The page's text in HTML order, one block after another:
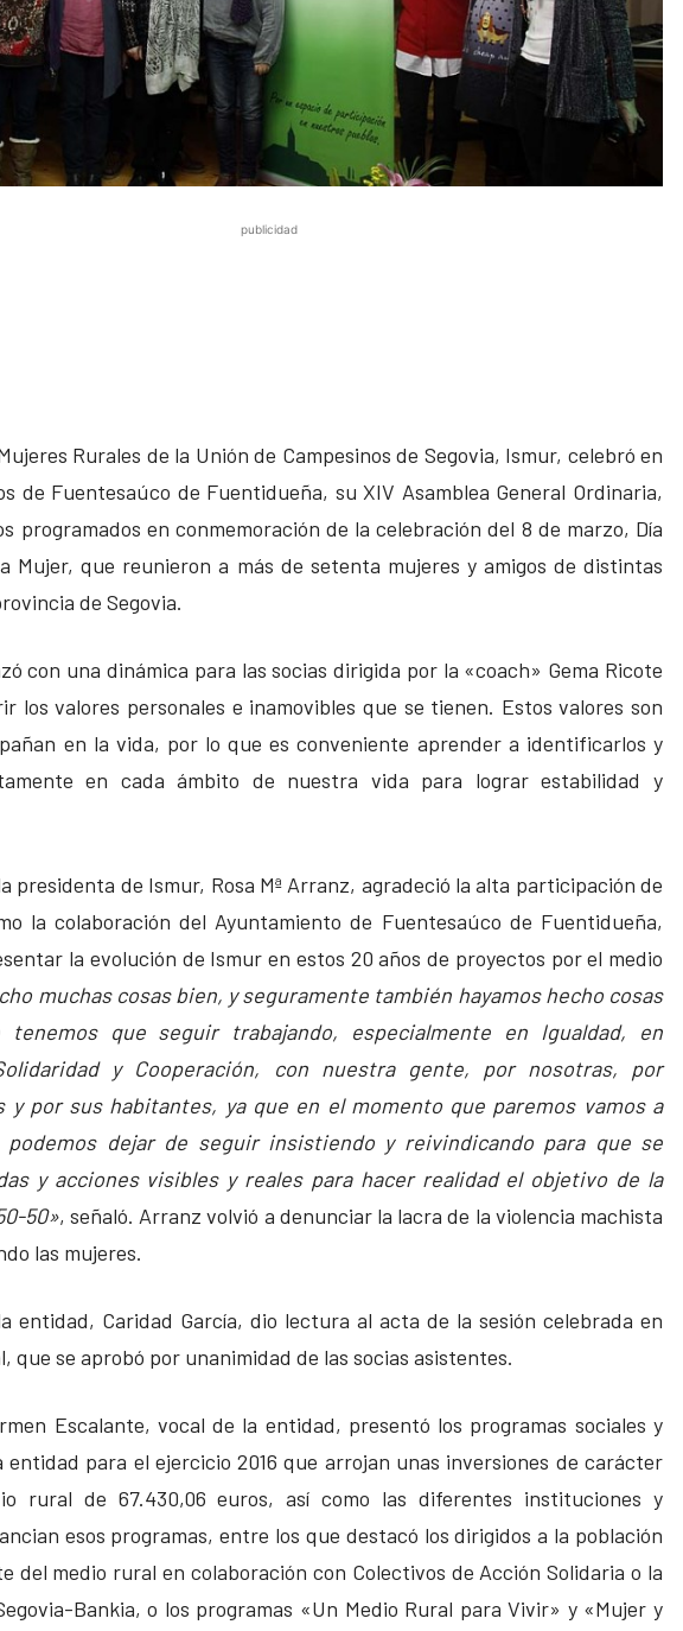
publicidad
Rurales de la Unión de Campesinos de Segovia, Ismur, celebró en
de Fuentesaúco de Fuentidueña, su XIV Asamblea General Ordinaria,
programados en conmemoración de la celebración del 8 de marzo, Día
Mujer, que reunieron a más de setenta mujeres y amigos de distintas
de Segovia.
con una dinámica para las socias dirigida por la «coach» Gema Ricote
los valores personales e inamovibles que se tienen. Estos valores son
en la vida, por lo que es conveniente aprender a identificarlos y
en cada ámbito de nuestra vida para lograr estabilidad y
presidenta de Ismur, Rosa Mª Arranz, agradeció la alta participación de
la colaboración del Ayuntamiento de Fuentesaúco de Fuentidueña,
la evolución de Ismur en estos 20 años de proyectos por el medio
muchas cosas bien, y seguramente también hayamos hecho cosas
que seguir trabajando, especialmente en Igualdad, en
y Cooperación, con nuestra gente, por nosotras, por
y por sus habitantes, ya que en el momento que paremos vamos a
dejar de seguir insistiendo y reivindicando para que se
y acciones visibles y reales para hacer realidad el objetivo de la
50», señaló. Arranz volvió a denunciar la lacra de la violencia machista
las mujeres.
entidad, Caridad García, dio lectura al acta de la sesión celebrada en
que se aprobó por unanimidad de las socias asistentes.
Escalante, vocal de la entidad, presentó los programas sociales y
entidad para el ejercicio 2016 que arrojan unas inversiones de carácter
rural de 67.430,06 euros, así como las diferentes instituciones y
esos programas, entre los que destacó los dirigidos a la población
del medio rural en colaboración con Colectivos de Acción Solidaria o la
Bankia, o los programas «Un Medio Rural para Vivir» y «Mujer y